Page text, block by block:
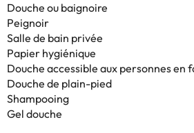
Douche ou baignoire
Peignoir
Salle de bain privée
Papier hygiénique
Douche accessible aux personnes en
Douche de plain-pied
Shampooing
Gel douche